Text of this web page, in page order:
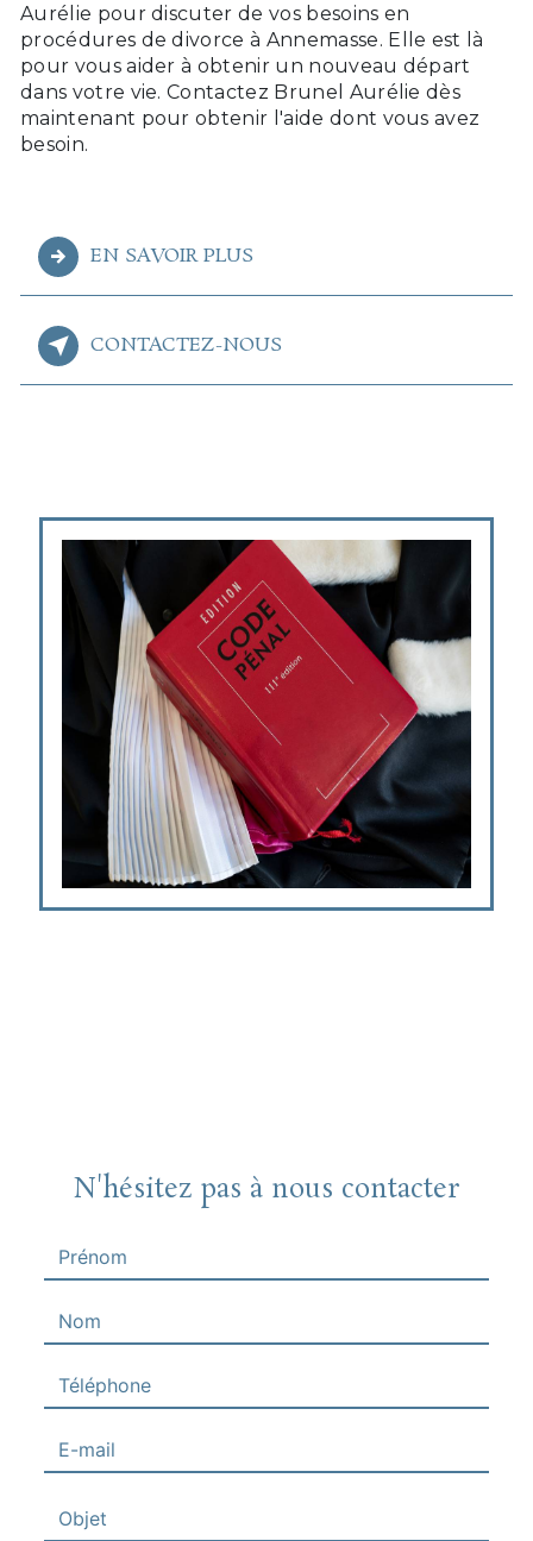
Aurélie pour discuter de vos besoins en
procédures de divorce à Annemasse. Elle est là
pour vous aider à obtenir un nouveau départ
dans votre vie. Contactez Brunel Aurélie dès
maintenant pour obtenir l'aide dont vous avez
besoin.
EN SAVOIR PLUS
CONTACTEZ-NOUS
N'hésitez pas à nous contacter